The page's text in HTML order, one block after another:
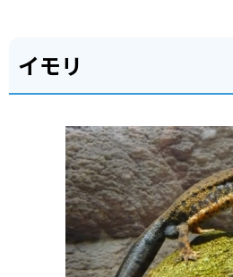
イモリ